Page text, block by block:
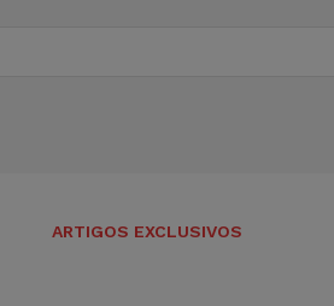
ARTIGOS EXCLUSIVOS